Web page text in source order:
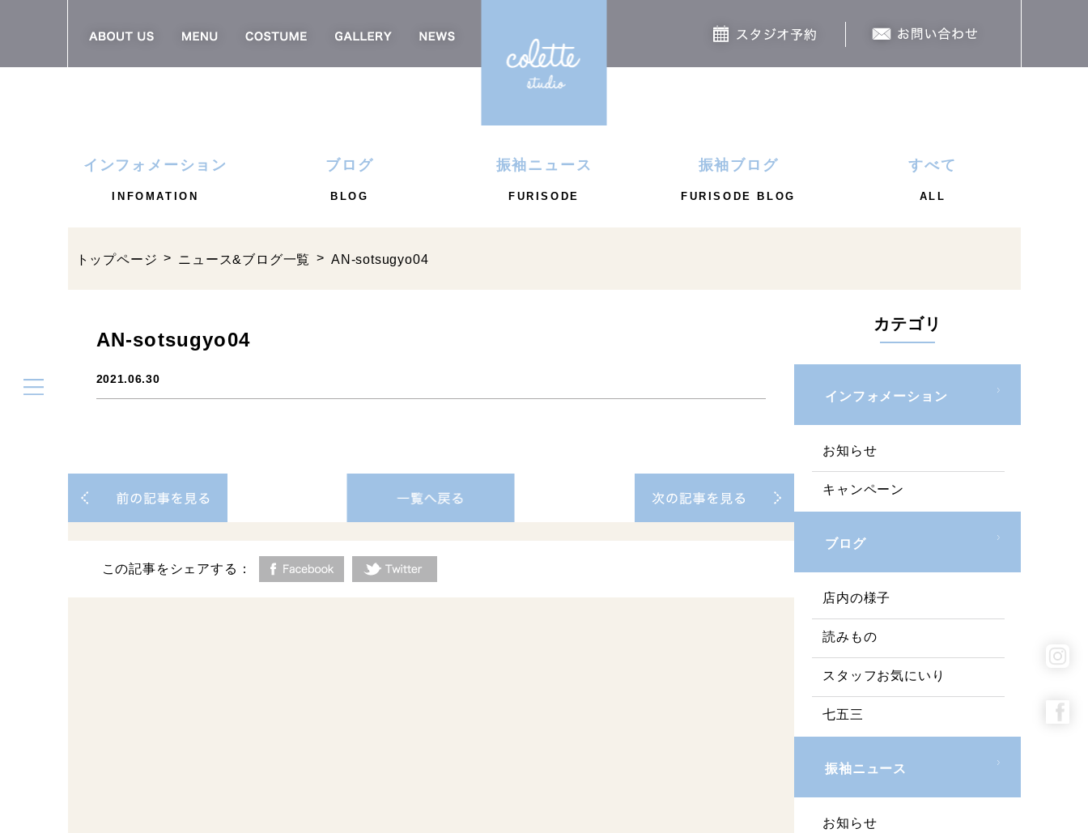
インフォメーション
INFOMATION
ブログ
BLOG
振袖ニュース
FURISODE
振袖ブログ
FURISODE BLOG
すべて
ALL
トップページ ニュース&ブログ一覧 AN-sotsugyo04
AN-sotsugyo04
2021.06.30
この記事をシェアする：
カテゴリ
インフォメーション
お知らせ
キャンペーン
ブログ
店内の様子
読みもの
スタッフお気にいり
七五三
振袖ニュース
お知らせ